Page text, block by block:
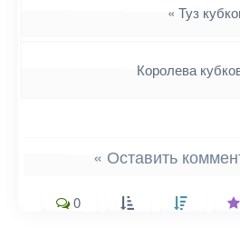
« Туз
Королева
« Оставить
0